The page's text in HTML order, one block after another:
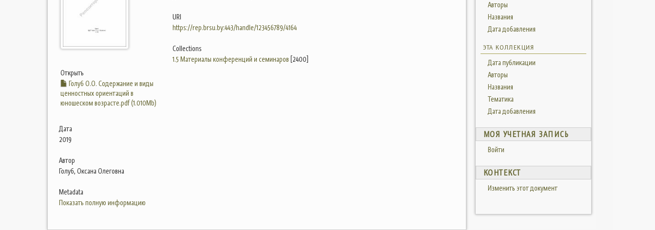
Открыть
Голуб О.О. Содержание и виды
ценностных ориентаций в
юношеском возрасте.pdf (1.010Mb)
Дата
2019
Автор
Голуб, Оксана Олеговна
Metadata
Показать полную информацию
URI
https://rep.brsu.by:443/handle/123456789/4164
Collections
1.5 Материалы конференций и семинаров [2400]
Авторы
Названия
Дата добавления
ЭТА КОЛЛЕКЦИЯ
Дата публикации
Авторы
Названия
Тематика
Дата добавления
МОЯ УЧЕТНАЯ ЗАПИСЬ
Войти
КОНТЕКСТ
Изменить этот документ